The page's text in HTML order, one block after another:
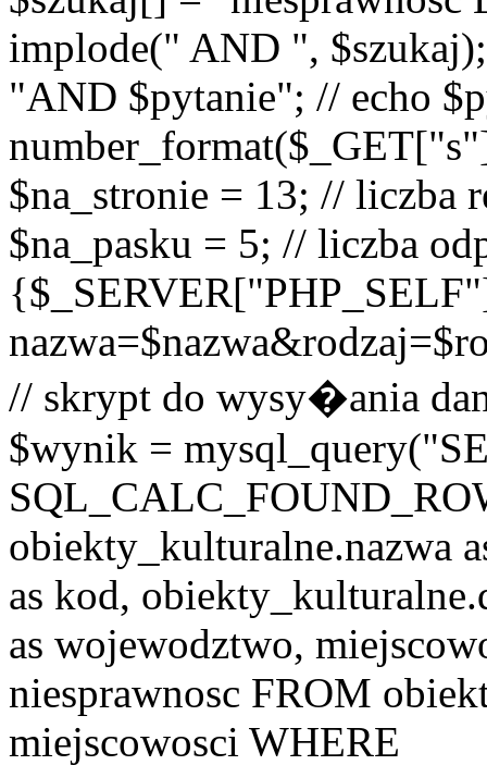
implode(" AND ",
"AND $pytanie"; // echo
$na_stronie = 13; // liczba
$na_pasku = 5; // liczba
// skrypt do wysy�ania
$wynik =
obiekty_kulturalne.nazwa
as kod,
as wojewodztwo,
niesprawnosc FROM
miejscowosci WHERE